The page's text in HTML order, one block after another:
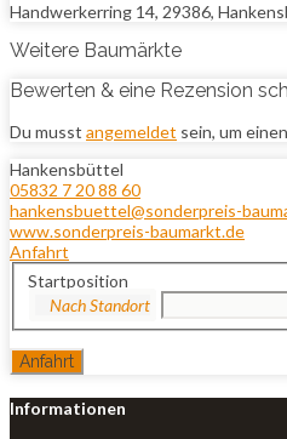
Handwerkerring 14, 29386,
Weitere Baumärkte
Bewerten & eine Rezension
Du musst angemeldet sein, um
Hankensbüttel
05832 7 20 88 60
hankensbuettel@sonderpreis-
www.sonderpreis-baumarkt.de
Anfahrt
Startposition
Informationen